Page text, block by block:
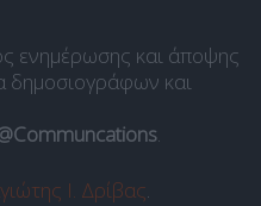
ενημέρωσης και άποψης
δημοσιογράφων και
.
Ι. Δρίβας.